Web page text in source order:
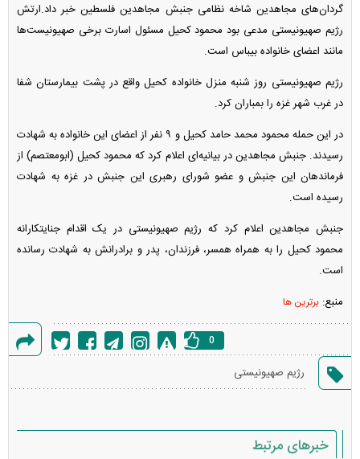
گردان‌های مجاهدین شاخه نظامی جنبش مجاهدین فلسطین خبر داد.ارتش
رژیم صهیونیستی مدعی بود محمود کحیل مسئول اسارت برخی صهیونیست‌ها
مانند اعضای خانواده بیباس است.
رژیم صهیونیستی روز شنبه منزل خانواده کحیل واقع در پشت بیمارستان شفا
در غرب شهر غزه را بمباران کرد.
در این حمله محمود محمد حامد کحیل و ۹ نفر از اعضای این خانواده به شهادت
رسیدند. جنبش مجاهدین در بیانیه‌ای اعلام کرد که محمود کحیل (ابومعتصم) از
فرماندهان این جنبش و عضو شورای رهبری این جنبش در غزه به شهادت
رسیده است.
جنبش مجاهدین اعلام کرد که رژیم صهیونیستی در یک اقدام جنایتکارانه
محمود کحیل را به همراه همسر، فرزندان، پدر و برادرانش به شهادت رسانده
است.
منبع: برترین ها
خطا
0
رژیم صهیونیستی
خبرهای مرتبط